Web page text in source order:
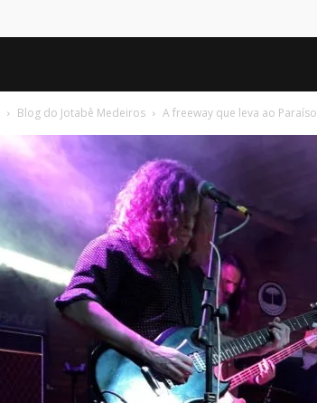
Blog do Jotabê Medeiros A freeway que leva ao Paraíso